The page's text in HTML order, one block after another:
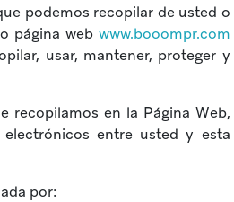
podemos recopilar de usted o
página web www.booompr.com
usar, mantener, proteger y
recopilamos en la Página Web,
entre usted y esta
por: